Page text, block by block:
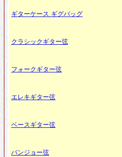
ギターケース ギグバッグ
クラシックギター弦
フォークギター弦
エレキギター弦
ベースギター弦
バンジョー弦